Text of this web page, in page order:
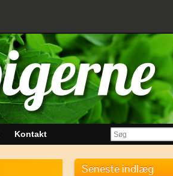
Kontakt
Seneste indlæg